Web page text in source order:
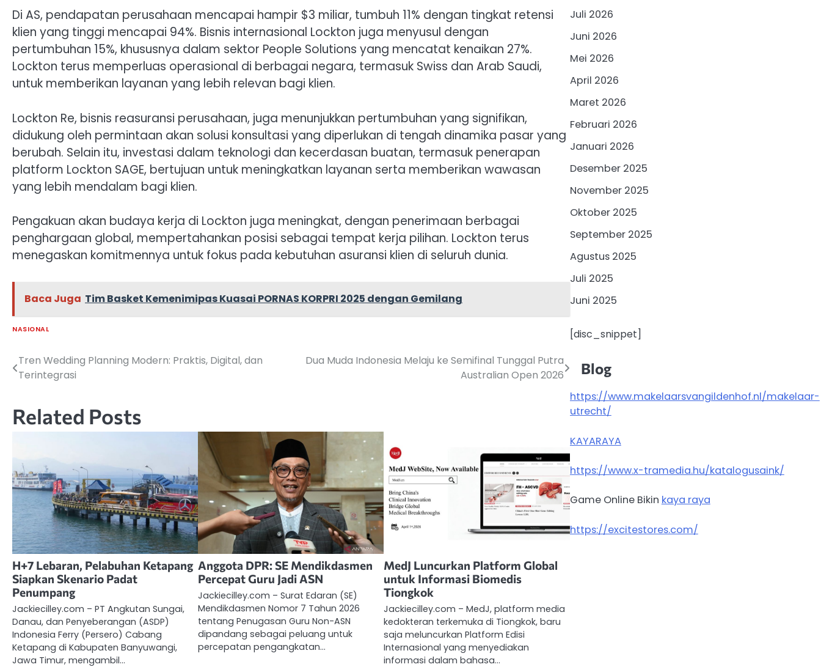
Di AS, pendapatan perusahaan mencapai hampir $3 miliar, tumbuh 11% dengan tingkat retensi
klien yang tinggi mencapai 94%. Bisnis internasional Lockton juga menyusul dengan
pertumbuhan 15%, khususnya dalam sektor People Solutions yang mencatat kenaikan 27%.
Lockton terus memperluas operasional di berbagai negara, termasuk Swiss dan Arab Saudi,
untuk memberikan layanan yang lebih relevan bagi klien.
Lockton Re, bisnis reasuransi perusahaan, juga menunjukkan pertumbuhan yang signifikan,
didukung oleh permintaan akan solusi konsultasi yang diperlukan di tengah dinamika pasar yang
berubah. Selain itu, investasi dalam teknologi dan kecerdasan buatan, termasuk penerapan
platform Lockton SAGE, bertujuan untuk meningkatkan layanan serta memberikan wawasan
yang lebih mendalam bagi klien.
Pengakuan akan budaya kerja di Lockton juga meningkat, dengan penerimaan berbagai
penghargaan global, mempertahankan posisi sebagai tempat kerja pilihan. Lockton terus
menegaskan komitmennya untuk fokus pada kebutuhan asuransi klien di seluruh dunia.
Baca Juga Tim Basket Kemenimipas Kuasai PORNAS KORPRI 2025 dengan Gemilang
NASIONAL
Navigasi
Tren Wedding Planning Modern: Praktis, Digital, dan
Terintegrasi
Dua Muda Indonesia Melaju ke Semifinal Tunggal Putra
Australian Open 2026
Related Posts
H+7 Lebaran, Pelabuhan Ketapang
Siapkan Skenario Padat
Penumpang
Jackiecilley.com – PT Angkutan Sungai,
Danau, dan Penyeberangan (ASDP)
Indonesia Ferry (Persero) Cabang
Ketapang di Kabupaten Banyuwangi,
Jawa Timur, mengambil…
Anggota DPR: SE Mendikdasmen
Percepat Guru Jadi ASN
Jackiecilley.com – Surat Edaran (SE)
Mendikdasmen Nomor 7 Tahun 2026
tentang Penugasan Guru Non-ASN
dipandang sebagai peluang untuk
percepatan pengangkatan…
MedJ Luncurkan Platform Global
untuk Informasi Biomedis
Tiongkok
Jackiecilley.com – MedJ, platform media
kedokteran terkemuka di Tiongkok, baru
saja meluncurkan Platform Edisi
Internasional yang menyediakan
informasi dalam bahasa…
Juli 2026
Juni 2026
Mei 2026
April 2026
Maret 2026
Februari 2026
Januari 2026
Desember 2025
November 2025
Oktober 2025
September 2025
Agustus 2025
Juli 2025
Juni 2025
[disc_snippet]
Blog
https://www.makelaarsvangildenhof.nl/makelaar-
utrecht/
KAYARAYA
https://www.x-tramedia.hu/katalogusaink/
Game Online Bikin kaya raya
https://excitestores.com/